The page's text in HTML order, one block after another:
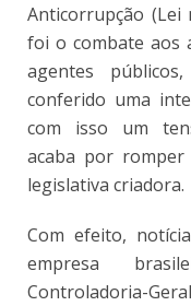
Anticorrupção (Lei
foi o combate aos
agentes
conferido uma
com isso um
acaba por romper
legislativa criadora.
Com efeito,
empresa
Controladoria-